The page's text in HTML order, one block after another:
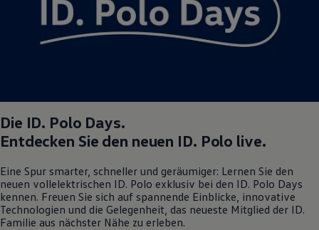
Magazin
Lifestyle
Transport
Volkswagen Kundenbetreuung
Die ID. Polo Days.
Entdecken Sie den neuen ID. Polo live.
Eine Spur smarter, schneller und geräumiger: Lernen Sie den
neuen vollelektrischen ID. Polo exklusiv bei den ID. Polo Days
kennen. Freuen Sie sich auf spannende Einblicke, innovative
Technologien und die Gelegenheit, das neueste Mitglied der ID.
Familie aus nächster Nähe zu erleben.